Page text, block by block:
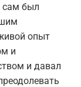
сам был
опыт
и
и давал